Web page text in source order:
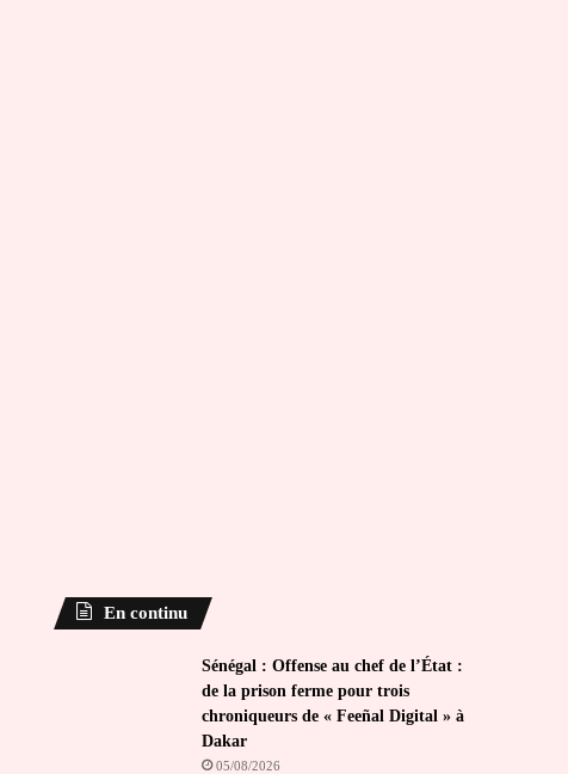
En continu
Sénégal : Offense au chef de l’État :
de la prison ferme pour trois
chroniqueurs de « Feeñal Digital » à
Dakar
05/08/2026